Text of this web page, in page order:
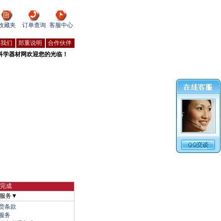
藏夹 订单查询 客服中心
们 郑重说明
合作伙伴
学器材网欢迎您的光临！
成
务▼
条款
务